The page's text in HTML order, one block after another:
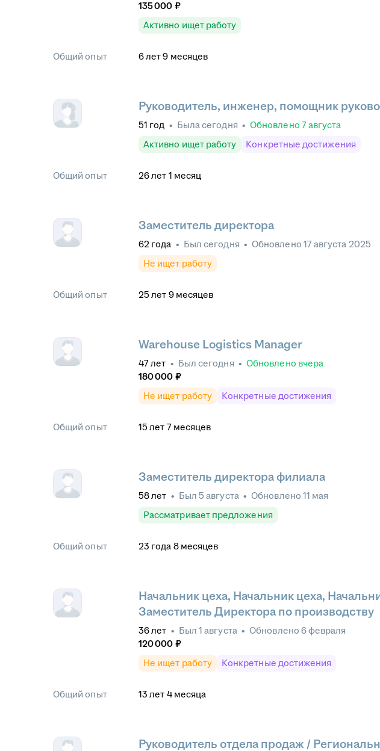
135 000 ₽
Активно ищет работу
Общий опыт 6лет 9 месяцев
Руководитель, инженер, помощник
51 год • Быласегодня • Обновлено 7 августа
Активно ищет работу
Конкретные достижения
Общий опыт 26лет 1 месяц
Заместитель директора
62 года • Был сегодня • Обновлено 17 августа 2025
Не ищет работу
Общий опыт 25 лет 9 месяцев
Warehouse Logistics Manager
47лет • Был сегодня • Обновлено вчера
180 000 ₽
Не ищет работу
Конкретные достижения
Общий опыт 15 лет 7 месяцев
Заместитель директора филиала
58лет • Был 5 августа • Обновлено 11 мая
Рассматривает предложения
Общий опыт 23 года 8 месяцев
Начальник цеха, Начальник цеха,
Заместитель Директора по производству
36лет • Был 1 августа • Обновлено 6 февраля
120 000 ₽
Не ищет работу
Конкретные достижения
Общий опыт 13 лет 4 месяца
Руководитель отдела продаж /